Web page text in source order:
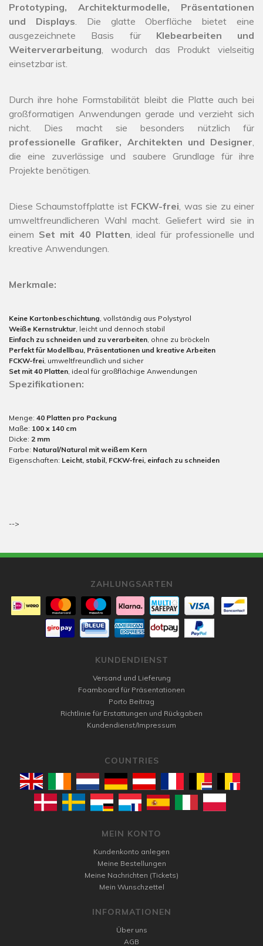
Prototyping, Architekturmodelle, Präsentationen
und Displays. Die glatte Oberfläche bietet eine
ausgezeichnete Basis für Klebearbeiten und
Weiterverarbeitung, wodurch das Produkt vielseitig
einsetzbar ist.
Durch ihre hohe Formstabilität bleibt die Platte auch bei
großformatigen Anwendungen gerade und verzieht sich
nicht. Dies macht sie besonders nützlich für
professionelle Grafiker, Architekten und Designer,
die eine zuverlässige und saubere Grundlage für ihre
Projekte benötigen.
Diese Schaumstoffplatte ist FCKW-frei, was sie zu einer
umweltfreundlicheren Wahl macht. Geliefert wird sie in
einem Set mit 40 Platten, ideal für professionelle und
kreative Anwendungen.
Merkmale:
Keine Kartonbeschichtung, vollständig aus Polystyrol
Weiße Kernstruktur, leicht und dennoch stabil
Einfach zu schneiden und zu verarbeiten, ohne zu bröckeln
Perfekt für Modellbau, Präsentationen und kreative Arbeiten
FCKW-frei, umweltfreundlich und sicher
Set mit 40 Platten, ideal für großflächige Anwendungen
Spezifikationen:
Menge: 40 Platten pro Packung
Maße: 100 x 140 cm
Dicke: 2 mm
Farbe: Natural/Natural mit weißem Kern
Eigenschaften: Leicht, stabil, FCKW-frei, einfach zu schneiden
-->
ZAHLUNGSARTEN
KUNDENDIENST
Versand und Lieferung
Foamboard für Präsentationen
Porto Beitrag
Richtlinie für Erstattungen und Rückgaben
Kundendienst/Impressum
COUNTRIES
MEIN KONTO
Kundenkonto anlegen
Meine Bestellungen
Meine Nachrichten (Tickets)
Mein Wunschzettel
INFORMATIONEN
Über uns
AGB